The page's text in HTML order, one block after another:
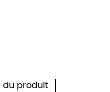
du produit